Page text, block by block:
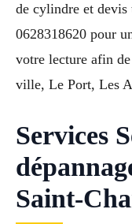
de cylindre et devis
0628318620 pour
votre lecture afin
ville, Le Port, Les
Services
Saint-